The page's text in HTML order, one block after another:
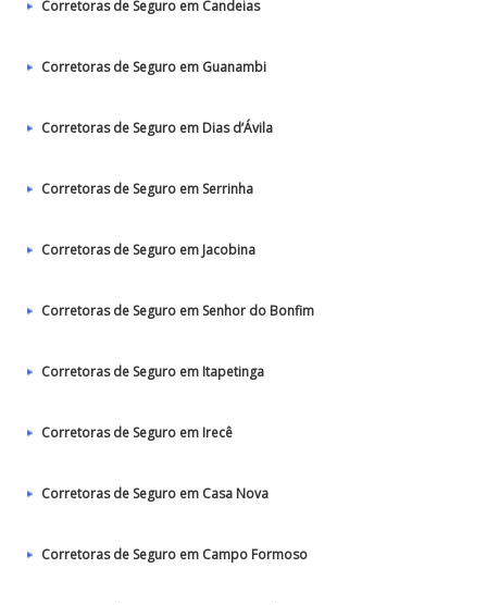
Corretoras de Seguro em Candeias
Corretoras de Seguro em Guanambi
Corretoras de Seguro em Dias d’Ávila
Corretoras de Seguro em Serrinha
Corretoras de Seguro em Jacobina
Corretoras de Seguro em Senhor do Bonfim
Corretoras de Seguro em Itapetinga
Corretoras de Seguro em Irecê
Corretoras de Seguro em Casa Nova
Corretoras de Seguro em Campo Formoso